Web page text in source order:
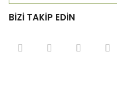
BİZİ TAKİP EDİN